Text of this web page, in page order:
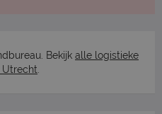
Bekijk alle logistieke
Utrecht